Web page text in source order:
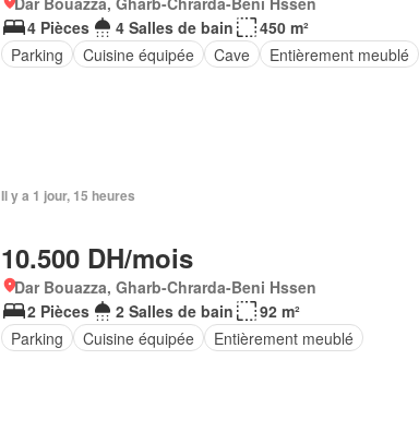
4 Pièces
4 Salles de bain
450 m²
Parking
Cuisine équipée Cave Entièrement meublé
Il y a 1 jour, 15 heures
10.500 DH/mois
Dar Bouazza, Gharb-Chrarda-Beni Hssen
2 Pièces
2 Salles de bain
92 m²
Parking
Cuisine équipée Entièrement meublé